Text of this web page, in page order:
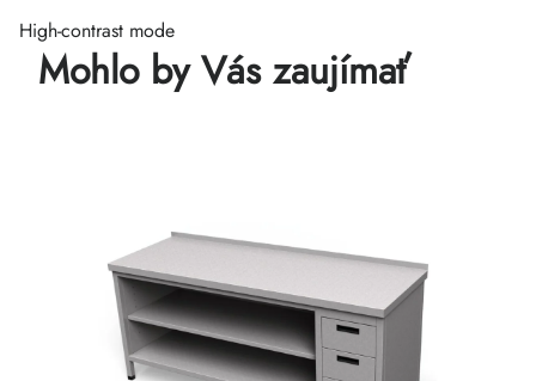
High-contrast mode
Mohlo by Vás zaujímať